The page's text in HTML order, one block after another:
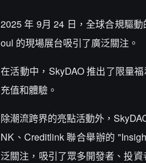
2025 年 9月 24 日，全球合規驅
oul 的現場展台吸引了廣泛關注。
在活動中，SkyDAO 推出了限量
充值和體驗。
除潮流跨界的亮點活動外，
NK、Creditlink 聯合舉辦的
泛關注，吸引了眾多開發者、投